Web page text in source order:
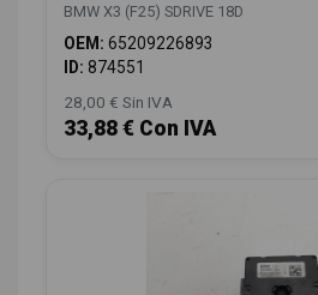
BMW X3 (F25) SDRIVE 18D
OEM: 65209226893
ID: 874551
28,00 € Sin IVA
33,88 € Con IVA